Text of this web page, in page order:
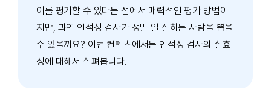
이를 평가할 수 있다는 점에서 매력적인 평가 방법이
지만, 과연 인적성 검사가 정말 일 잘하는 사람을 뽑을
수 있을까요? 이번 컨텐츠에서는 인적성 검사의 실효
성에 대해서 살펴봅니다.